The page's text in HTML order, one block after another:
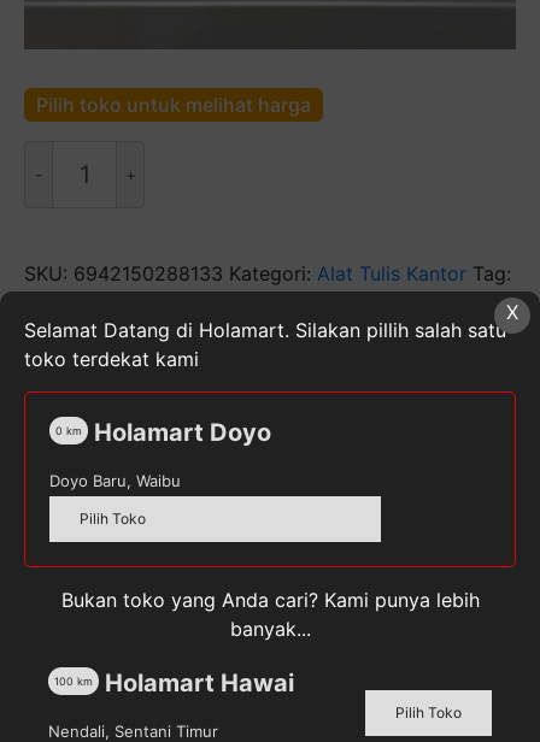
Pilih toko untuk melihat harga
48
CUTTER
SKU: 6942150288133 Kategori: Alat Tulis Kantor Tag:
Deskripsi
Ulasan (0)
TAPE DISPENSER ALAT PEMOTONG LAKBAN 48MM
UKURAN : 14 X 8,5 CM
UKURAN LAKBAN MAKS : 48MM / 2 INCH
BAHAN BODY : PLASTIK
X
Selamat Datang di Holamart. Silakan pillih salah satu
toko terdekat kami
Holamart Doyo
0 km
Doyo Baru, Waibu
Pilih Toko
Bukan toko yang Anda cari? Kami punya lebih
banyak...
Holamart Hawai
100 km
Nendali, Sentani Timur
Pilih Toko